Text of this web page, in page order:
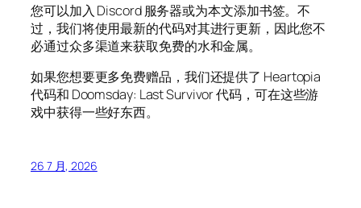
您可以加入 Discord 服务器或为本文添加书签。不
过，我们将使用最新的代码对其进行更新，因此您不
必通过众多渠道来获取免费的水和金属。
如果您想要更多免费赠品，我们还提供了 Heartopia
代码和 Doomsday: Last Survivor 代码，可在这些游
戏中获得一些好东西。
26 7 月, 2026